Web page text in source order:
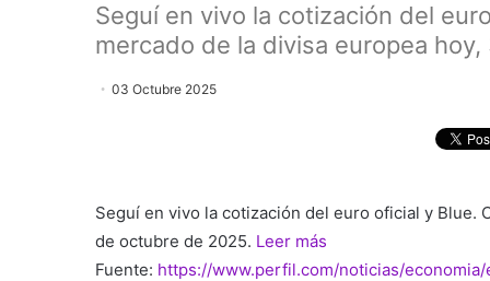
Seguí en vivo la cotización del
mercado de la divisa europea
03 Octubre 2025
Seguí en vivo la cotización del euro oficial y Blue.
de octubre de 2025. Leer más
Fuente: https://www.perfil.com/noticias/